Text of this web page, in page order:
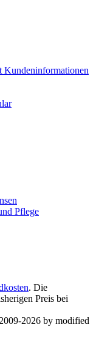
Kundeninformationen
Pflege
. Die
Preis bei
2026 by modified